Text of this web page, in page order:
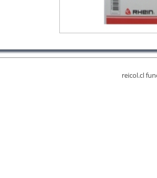
reicol.cl